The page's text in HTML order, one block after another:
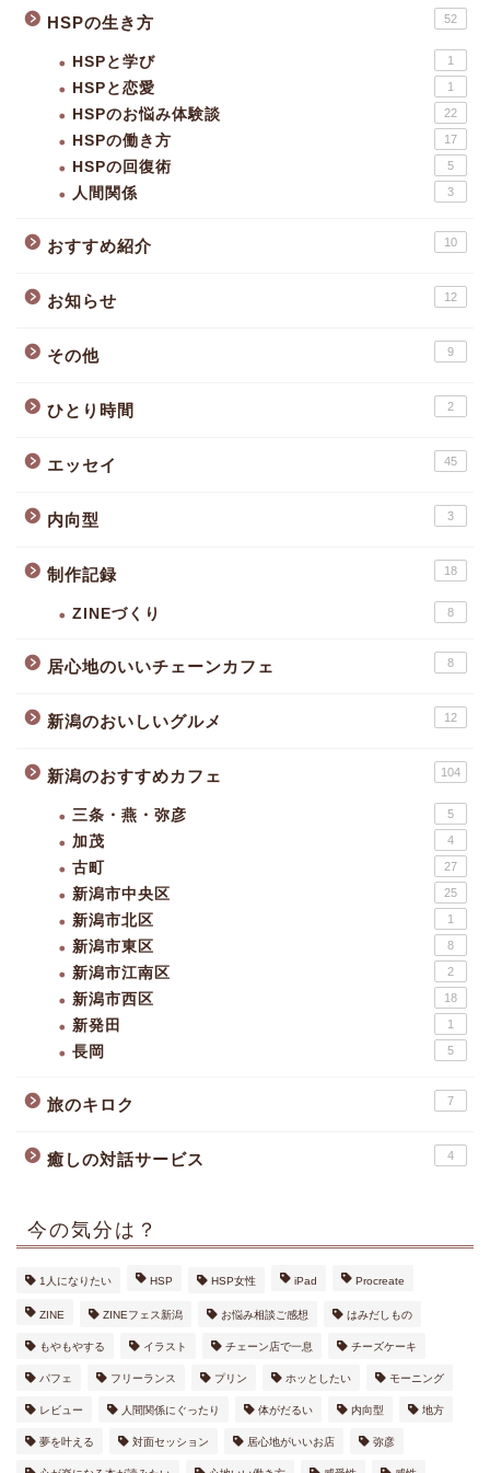
HSPの生き方 52
HSPと学び 1
HSPと恋愛 1
HSPのお悩み体験談 22
HSPの働き方 17
HSPの回復術 5
人間関係 3
おすすめ紹介 10
お知らせ 12
その他 9
ひとり時間 2
エッセイ 45
内向型 3
制作記録 18
ZINEづくり 8
居心地のいいチェーンカフェ 8
新潟のおいしいグルメ 12
新潟のおすすめカフェ 104
三条・燕・弥彦 5
加茂 4
古町 27
新潟市中央区 25
新潟市北区 1
新潟市東区 8
新潟市江南区 2
新潟市西区 18
新発田 1
長岡 5
旅のキロク 7
癒しの対話サービス 4
今の気分は？
1人になりたい HSP HSP女性 iPad Procreate
ZINE ZINEフェス新潟 お悩み相談ご感想 はみだしもの
もやもやする イラスト チェーン店で一息 チーズケーキ
パフェ フリーランス プリン ホッとしたい モーニング
レビュー 人間関係にぐったり 体がだるい 内向型 地方
夢を叶える 対面セッション 居心地がいいお店 弥彦